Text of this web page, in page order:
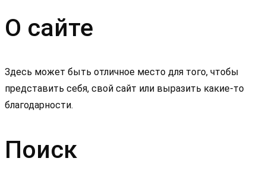
О сайте
Здесь может быть отличное место для того, чтобы
представить себя, свой сайт или выразить какие-то
благодарности.
Поиск